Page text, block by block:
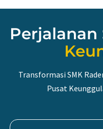
Perjalanan
Transformasi SMK
Pusat